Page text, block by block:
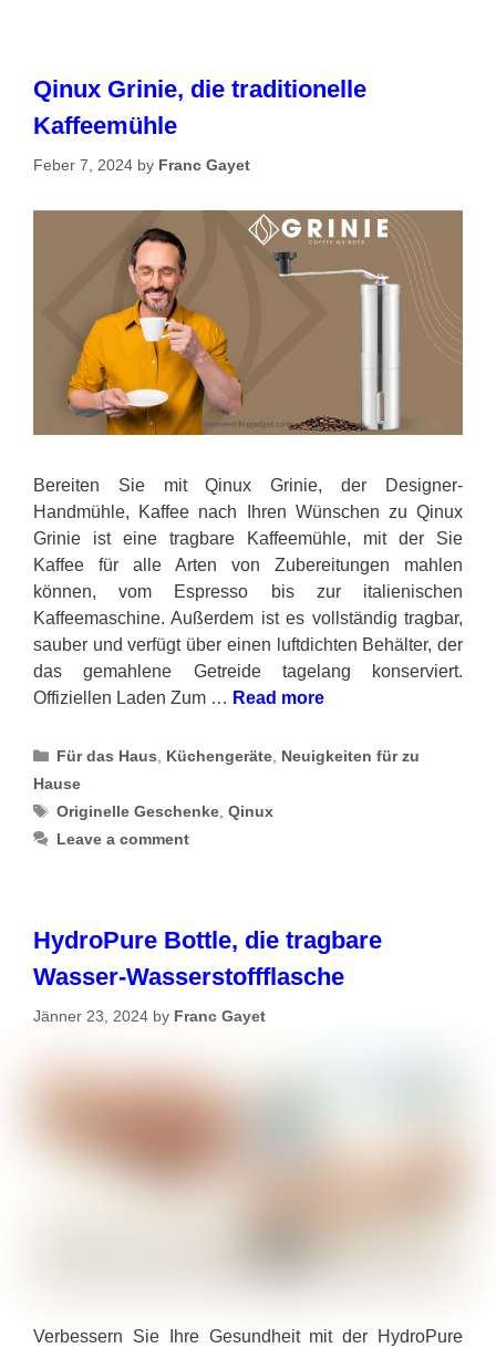
Qinux Grinie, die traditionelle
Kaffeemühle
Feber 7, 2024 by Franc Gayet
Bereiten Sie mit Qinux Grinie, der Designer-
Handmühle, Kaffee nach Ihren Wünschen zu Qinux
Grinie ist eine tragbare Kaffeemühle, mit der Sie
Kaffee für alle Arten von Zubereitungen mahlen
können, vom Espresso bis zur italienischen
Kaffeemaschine. Außerdem ist es vollständig tragbar,
sauber und verfügt über einen luftdichten Behälter, der
das gemahlene Getreide tagelang konserviert.
Offiziellen Laden Zum … Read more
Categories
Für das Haus Küchengeräte Neuigkeiten für zu
Hause
Tags
Originelle Geschenke ,Qinux
Leave a comment
HydroPure Bottle, die tragbare
Wasser-Wasserstoffflasche
Jänner 23, 2024 by Franc Gayet
Verbessern Sie Ihre Gesundheit mit der HydroPure